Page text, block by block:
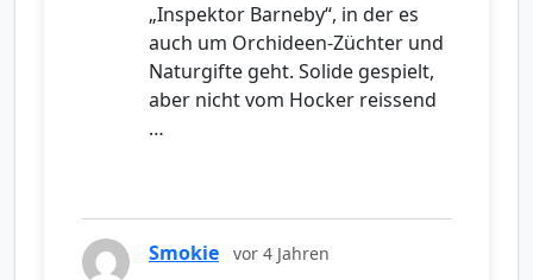
„Inspektor Barneby“, in der es
auch um Orchideen-Züchter und
Naturgifte geht. Solide gespielt,
aber nicht vom Hocker reissend
…
Smokie vor 4 Jahren